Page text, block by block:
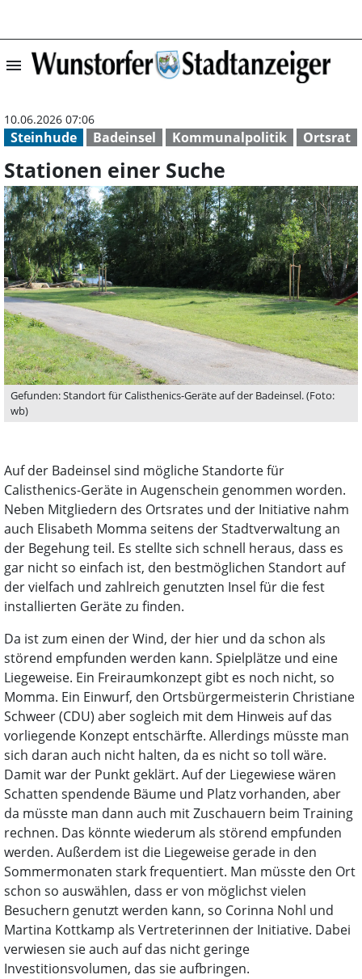
menu Stationen einer
Steinhude Badeinsel Kommunalpolitik Ortsrat
10.06.2026 07:06
Stationen einer Suche
Gefunden: Standort für Calisthenics-Geräte auf der Badeinsel. (Foto:
wb)
Auf der Badeinsel sind mögliche Standorte für
Calisthenics-Geräte in Augenschein genommen worden.
Neben Mitgliedern des Ortsrates und der Initiative nahm
auch Elisabeth Momma seitens der Stadtverwaltung an
der Begehung teil. Es stellte sich schnell heraus, dass es
gar nicht so einfach ist, den bestmöglichen Standort auf
der vielfach und zahlreich genutzten Insel für die fest
installierten Geräte zu finden.
Da ist zum einen der Wind, der hier und da schon als
störend empfunden werden kann. Spielplätze und eine
Liegeweise. Ein Freiraumkonzept gibt es noch nicht, so
Momma. Ein Einwurf, den Ortsbürgermeisterin Christiane
Schweer (CDU) aber sogleich mit dem Hinweis auf das
vorliegende Konzept entschärfte. Allerdings müsste man
sich daran auch nicht halten, da es nicht so toll wäre.
Damit war der Punkt geklärt. Auf der Liegewiese wären
Schatten spendende Bäume und Platz vorhanden, aber
da müsste man dann auch mit Zuschauern beim Training
rechnen. Das könnte wiederum als störend empfunden
werden. Außerdem ist die Liegeweise gerade in den
Sommermonaten stark frequentiert. Man müsste den Ort
schon so auswählen, dass er von möglichst vielen
Besuchern genutzt werden kann, so Corinna Nohl und
Martina Kottkamp als Vertreterinnen der Initiative. Dabei
verwiesen sie auch auf das nicht geringe
Investitionsvolumen, das sie aufbringen.